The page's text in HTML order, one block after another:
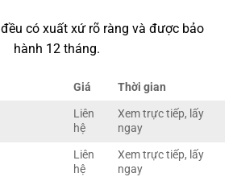
đều có xuất xứ rõ ràng và được bảo
hành 12 tháng.
Giá Thời gian
Liên
hệ
Xem trực tiếp, lấy
ngay
Liên
hệ
Xem trực tiếp, lấy
ngay